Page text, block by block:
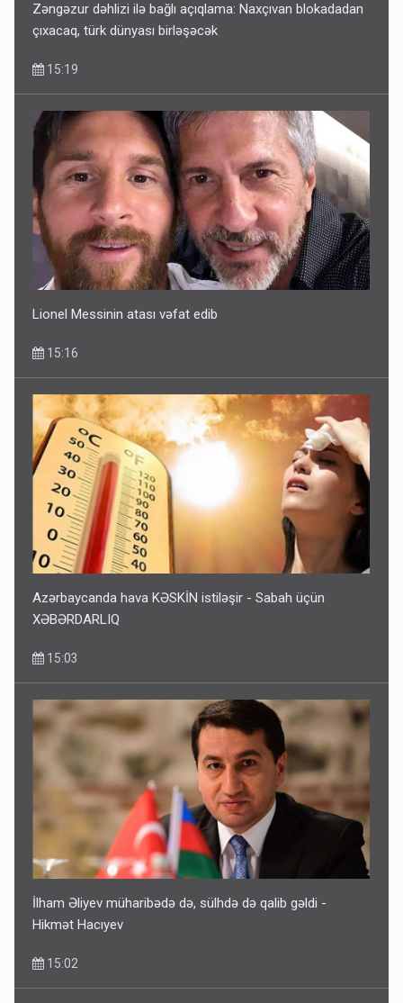
Zəngəzur dəhlizi ilə bağlı açıqlama: Naxçıvan blokadadan
çıxacaq, türk dünyası birləşəcək
15:19
Lionel Messinin atası vəfat edib
15:16
Azərbaycanda hava KƏSKİN istiləşir - Sabah üçün
XƏBƏRDARLIQ
15:03
İlham Əliyev müharibədə də, sülhdə də qalib gəldi -
Hikmət Hacıyev
15:02